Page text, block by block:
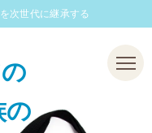
次世代に継承する
Menu